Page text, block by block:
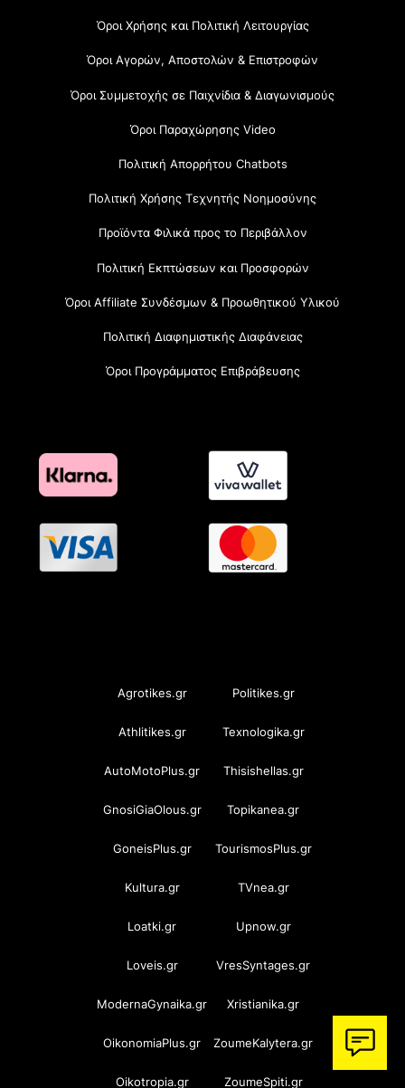
Όροι Χρήσης και Πολιτική Λειτουργίας
Όροι Αγορών, Αποστολών & Επιστροφών
Όροι Συμμετοχής σε Παιχνίδια & Διαγωνισμούς
Όροι Παραχώρησης Video
Πολιτική Απορρήτου Chatbots
Πολιτική Χρήσης Τεχνητής Νοημοσύνης
Προϊόντα Φιλικά προς το Περιβάλλον
Πολιτική Εκπτώσεων και Προσφορών
Όροι Affiliate Συνδέσμων & Προωθητικού Υλικού
Πολιτική Διαφημιστικής Διαφάνειας
Όροι Προγράμματος Επιβράβευσης
Agrotikes.gr Politikes.gr
Athlitikes.gr Texnologika.gr
AutoMotoPlus.gr Thisishellas.gr
GnosiGiaOlous.gr Topikanea.gr
GoneisPlus.gr TourismosPlus.gr
Kultura.gr TVnea.gr
Loatki.gr Upnow.gr
Loveis.gr VresSyntages.gr
ModernaGynaika.gr Xristianika.gr
OikonomiaPlus.gr ZoumeKalytera.gr
Oikotropia.gr ZoumeSpiti.gr